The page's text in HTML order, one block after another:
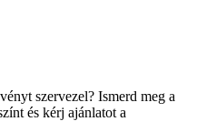
szervezel? Ismerd meg a
és kérj ajánlatot a